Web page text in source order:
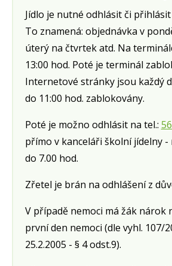
Jídlo je nutné odhlásit či
To znamená: objednávka v
úterý na čtvrtek atd. Na
13:00 hod. Poté je terminál
Internetové stránky jsou každý
do 11:00 hod. zablokovány.
Poté je možno odhlásit na tel.:
přímo v kanceláři školní jídelny -
do 7.00 hod.
Zřetel je brán na odhlášení z
V případě nemoci má žák nárok
první den nemoci (dle vyhl. 107/
25.2.2005 - § 4 odst.9).